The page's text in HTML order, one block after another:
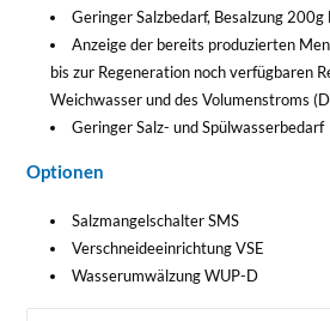
Geringer Salzbedarf, Besalzung
Anzeige der bereits produzierten
bis zur Regeneration noch verfügbaren
Weichwasser und des Volumenstroms
Geringer Salz- und Spülwasserbedarf
Optionen
Salzmangelschalter SMS
Verschneideeinrichtung VSE
Wasserumwälzung WUP-D